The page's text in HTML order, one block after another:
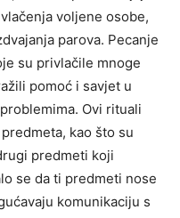
voljene osobe,
parova. Pecanje
su privlačile mnoge
pomoć i savjet u
Ovi rituali
kao što su
predmeti koji
se da ti predmeti nose
komunikaciju s